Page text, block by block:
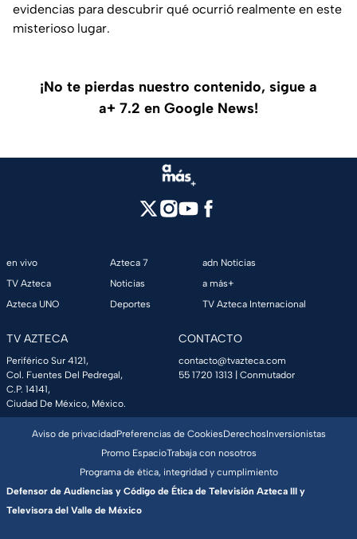
evidencias para descubrir qué ocurrió realmente en este
misterioso lugar.
¡No te pierdas nuestro contenido, sigue a
a+ 7.2 en Google News!
en vivo
TV Azteca
Azteca UNO
Azteca 7
Noticias
Deportes
adn Noticias
a más+
TV Azteca Internacional
TV AZTECA
Periférico Sur 4121,
Col. Fuentes Del Pedregal,
C.P. 14141,
Ciudad De México, México.
CONTACTO
contacto@tvazteca.com
55 1720 1313 | Conmutador
Aviso de privacidadPreferencias de CookiesDerechosInversionistas
Promo EspacioTrabaja con nosotros
Programa de ética, integridad y cumplimiento
Defensor de Audiencias y Código de Ética de Televisión Azteca III y
Televisora del Valle de México